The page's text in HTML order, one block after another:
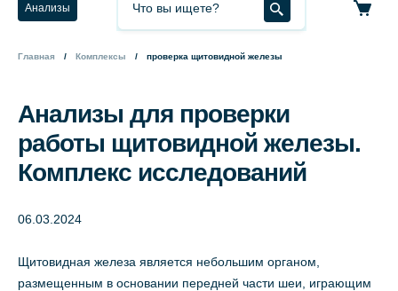
Анализы
Главная Комплексы проверка щитовидной железы
Анализы для проверки
работы щитовидной железы.
Комплекс исследований
06.03.2024
Щитовидная железа является небольшим органом,
размещенным в основании передней части шеи, играющим